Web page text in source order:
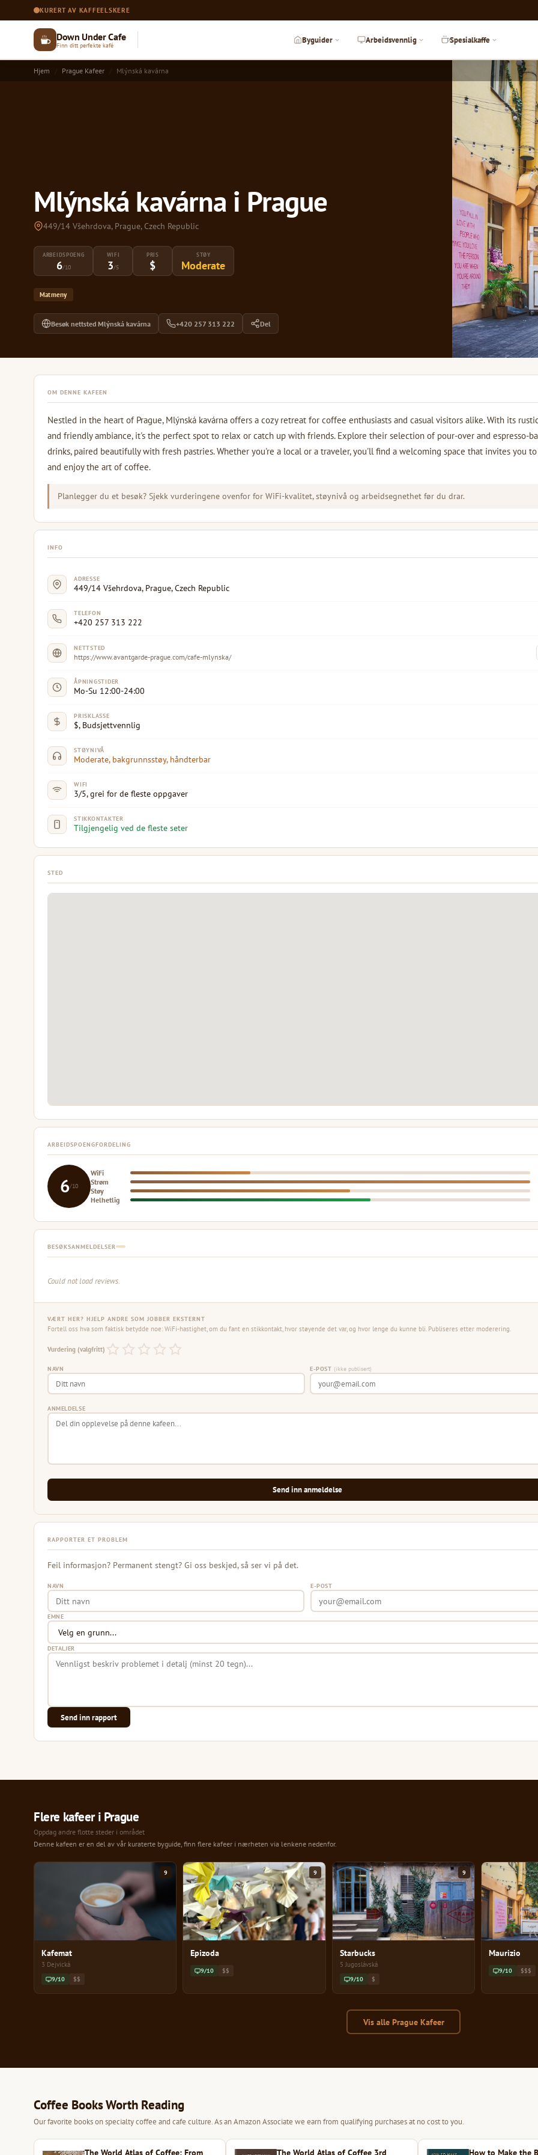
KURERT AV KAFFEELSKERE
Down Under Cafe
Finn ditt perfekte kafé Byguider Arbeidsvennlig Spesialkaffe
Hjem Prague Kafeer Mlýnská kavárna
Mlýnská kavárna i Prague
449/14 Všehrdova, Prague, Czech Republic
ARBEIDSPOENG
6/10
WIFI
3/5
PRIS
$
STØY
Moderate
Matmeny
Besøk nettsted Mlýnská kavárna +420 257 313 222 Del
OM DENNE KAFEEN
Nestled in the heart of Prague, Mlýnská kavárna offers a cozy retreat for coffee enthusiasts and casual visitors alike. With its
and friendly ambiance, it's the perfect spot to relax or catch up with friends. Explore their selection of pour-over and espresso-
drinks, paired beautifully with fresh pastries. Whether you're a local or a traveler, you'll find a welcoming space that invites you
and enjoy the art of coffee.
Planlegger du et besøk? Sjekk vurderingene ovenfor for WiFi-kvalitet, støynivå og arbeidsegnethet før du drar.
INFO
ADRESSE
449/14 Všehrdova, Prague, Czech Republic
TELEFON
+420 257 313 222
NETTSTED
https://www.avantgarde-prague.com/cafe-mlynska/
ÅPNINGSTIDER
Mo-Su 12:00-24:00
PRISKLASSE
$, Budsjettvennlig
STØYNIVÅ
Moderate, bakgrunnsstøy, håndterbar
WIFI
3/5, grei for de fleste oppgaver
STIKKONTAKTER
Tilgjengelig ved de fleste seter
STED
ARBEIDSPOENGFORDELING
6/10
WiFi
Strøm
Støy
Helhetlig
BESØKSANMELDELSER
Could not load reviews.
VÆRT HER? HJELP ANDRE SOM JOBBER EKSTERNT
Fortell oss hva som faktisk betydde noe: WiFi-hastighet, om du fant en stikkontakt, hvor støyende det var, og hvor lenge du kunne bli. Publiseres etter moderering.
Vurdering (valgfritt)
NAVN E-POST(ikke publisert)
ANMELDELSE
Send inn anmeldelse
RAPPORTER ET PROBLEM
Feil informasjon? Permanent stengt? Gi oss beskjed, så ser vi på det.
NAVN E-POST
EMNE
DETALJER
Send inn rapport
Flere kafeer i Prague
Oppdag andre flotte steder i området
Denne kafeen er en del av vår kuraterte byguide, finn flere kafeer i nærheten via lenkene nedenfor.
9
Kafemat
3 Dejvická
9/10 $$
9
Epizoda
9/10 $$
9
Starbucks
5 Jugoslávská
9/10 $
Maurizio
9/10 $$$
Vis alle Prague Kafeer
Coffee Books Worth Reading
Our favorite books on specialty coffee and cafe culture. As an Amazon Associate we earn from qualifying purchases at no cost to you.
The World Atlas of Coffee: From The World Atlas of Coffee 3rd How to Make the